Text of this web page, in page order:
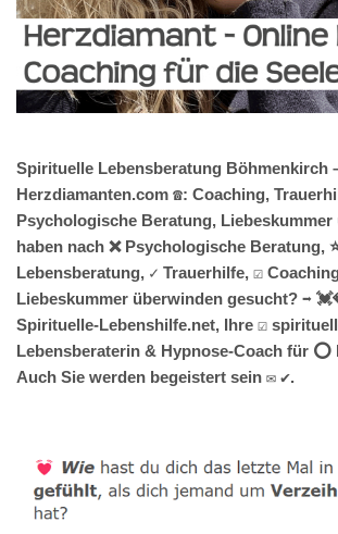
Spirituelle Lebensberatung Böhmenkirch
Herzdiamanten.com ☎️: Coaching,
Psychologische Beratung,
haben nach ❌ Psychologische Beratung,
Lebensberatung, ✓ Trauerhilfe, ☑️
Liebeskummer überwinden gesucht? ➡️
Spirituelle-Lebenshilfe.net, Ihre ☑️
Lebensberaterin & Hypnose-Coach für
Auch Sie werden begeistert sein ✉ ✔.